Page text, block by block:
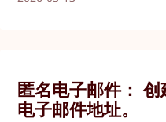
匿名电子邮件：
电子邮件地址。